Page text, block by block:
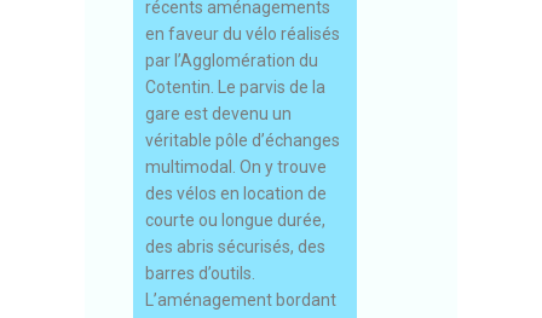
récents aménagements
en faveur du vélo réalisés
par l’Agglomération du
Cotentin. Le parvis de la
gare est devenu un
véritable pôle d’échanges
multimodal. On y trouve
des vélos en location de
courte ou longue durée,
des abris sécurisés, des
barres d’outils.
L’aménagement bordant